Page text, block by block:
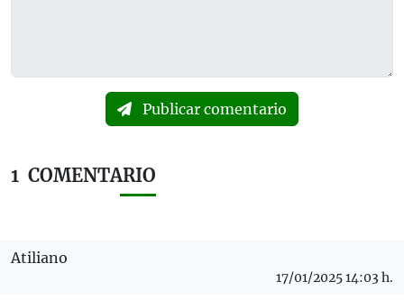
Publicar comentario
1 COMENTARIO
Atiliano
17/01/2025 14:03 h.